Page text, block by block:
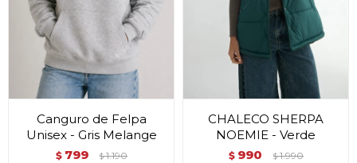
Canguro de Felpa
Unisex - Gris Melange
$ 799 $ 1.190
CHALECO SHERPA
NOEMIE - Verde
$ 990 $ 1.990